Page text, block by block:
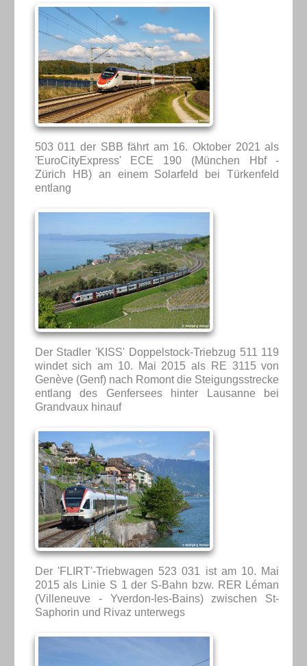
503 011 der SBB fährt am 16. Oktober 2021 als
'EuroCityExpress' ECE 190 (München Hbf -
Zürich HB) an einem Solarfeld bei Türkenfeld
entlang
Der Stadler 'KISS' Doppelstock-Triebzug 511 119
windet sich am 10. Mai 2015 als RE 3115 von
Genève (Genf) nach Romont die Steigungsstrecke
entlang des Genfersees hinter Lausanne bei
Grandvaux hinauf
Der 'FLIRT'-Triebwagen 523 031 ist am 10. Mai
2015 als Linie S 1 der S-Bahn bzw. RER Léman
(Villeneuve - Yverdon-les-Bains) zwischen St-
Saphorin und Rivaz unterwegs